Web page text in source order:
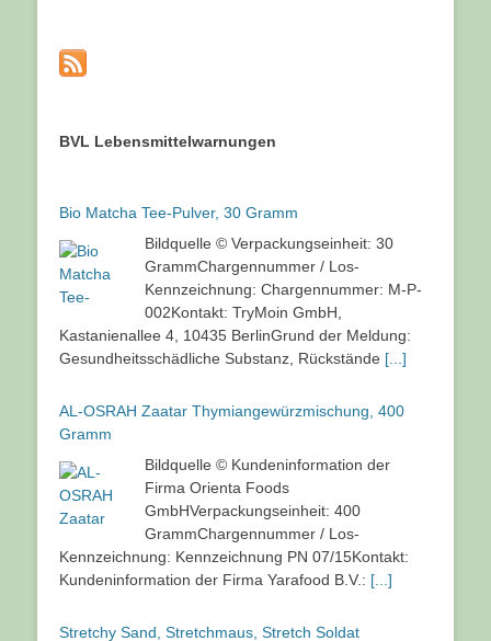
BVL Lebensmittelwarnungen
Bio Matcha Tee-Pulver, 30 Gramm
Bildquelle © Verpackungseinheit: 30
GrammChargennummer / Los-
Kennzeichnung: Chargennummer: M-P-
002Kontakt: TryMoin GmbH,
Kastanienallee 4, 10435 BerlinGrund der Meldung:
Gesundheitsschädliche Substanz, Rückstände [...]
AL-OSRAH Zaatar Thymiangewürzmischung, 400
Gramm
Bildquelle © Kundeninformation der
Firma Orienta Foods
GmbHVerpackungseinheit: 400
GrammChargennummer / Los-
Kennzeichnung: Kennzeichnung PN 07/15Kontakt:
Kundeninformation der Firma Yarafood B.V.: [...]
Stretchy Sand, Stretchmaus, Stretch Soldat